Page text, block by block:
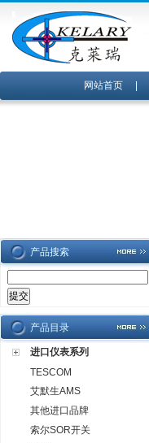
网站首页|
产品搜索
产品目录
进口仪表系列
TESCOM
艾默生AMS
其他进口品牌
索尔SOR开关